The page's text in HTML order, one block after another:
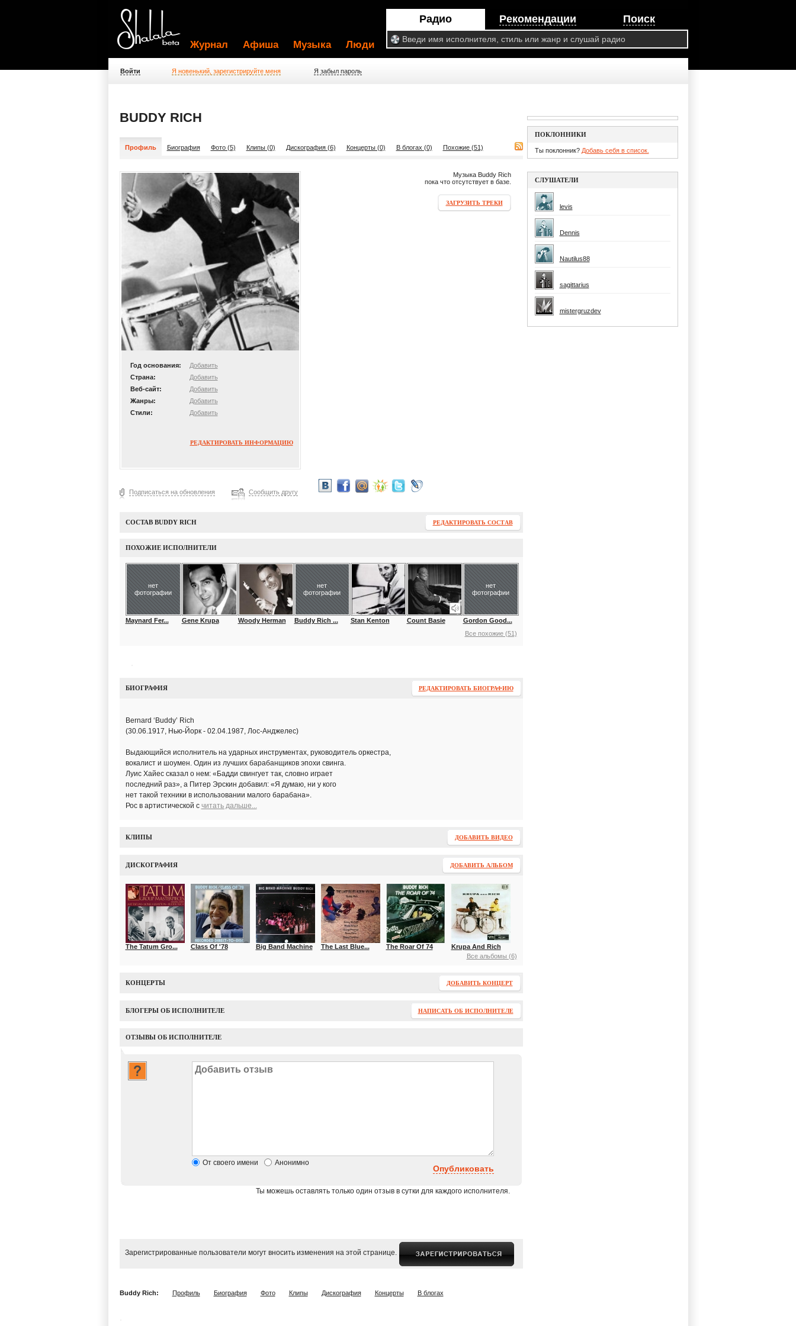
Радио Рекомендации Поиск
Журнал Афиша Музыка Люди
Войти Я новенький, зарегистрируйте меня Я забыл пароль
BUDDY RICH
Профиль Биография Фото (5) Клипы (0) Дискография (6) Концерты (0) В блогах (0) Похожие (51)
Год основания:
Добавить
Страна:
Добавить
Веб-сайт:
Добавить
Жанры:
Добавить
Стили:
Добавить
РЕДАКТИРОВАТЬ ИНФОРМАЦИЮ
Музыка Buddy Rich
пока что отсутствует в базе.
ЗАГРУЗИТЬ ТРЕКИ
Подписаться на обновления Сообщить другу
СОСТАВ BUDDY RICH РЕДАКТИРОВАТЬ СОСТАВ
ПОХОЖИЕ ИСПОЛНИТЕЛИ
нет
фотографии
Maynard Fer... Gene Krupa Woody Herman
нет
фотографии
Buddy Rich ... Stan Kenton Count Basie
нет
фотографии
Gordon Good...
Все похожие (51)
БИОГРАФИЯ РЕДАКТИРОВАТЬ БИОГРАФИЮ
Bernard ‘Buddy’ Rich
(30.06.1917, Нью-Йорк - 02.04.1987, Лос-Анджелес)
Выдающийся исполнитель на ударных инструментах, руководитель оркестра,
вокалист и шоумен. Один из лучших барабанщиков эпохи свинга.
Луис Хайес сказал о нем: «Бадди свингует так, словно играет
последний раз», а Питер Эрскин добавил: «Я думаю, ни у кого
нет такой техники в использовании малого барабана».
Рос в артистической с читать дальше...
КЛИПЫ ДОБАВИТЬ ВИДЕО
ДИСКОГРАФИЯ ДОБАВИТЬ АЛЬБОМ
The Tatum Gro... Class Of '78 Big Band Machine The Last Blue... The Roar Of 74
Krupa And Rich
Все альбомы (6)
КОНЦЕРТЫ ДОБАВИТЬ КОНЦЕРТ
БЛОГЕРЫ ОБ ИСПОЛНИТЕЛЕ НАПИСАТЬ ОБ ИСПОЛНИТЕЛЕ
ОТЗЫВЫ ОБ ИСПОЛНИТЕЛЕ
От своего имени Анонимно
Опубликовать
Ты можешь оставлять только один отзыв в сутки для каждого исполнителя.
Зарегистрированные пользователи могут вносить изменения на этой странице.
Buddy Rich: Профиль Биография Фото Клипы Дискография Концерты В блогах
ПОКЛОННИКИ
Ты поклонник? Добавь себя в список.
СЛУШАТЕЛИ
levis
Dennis
Nautilus88
sagittarius
mistergruzdev